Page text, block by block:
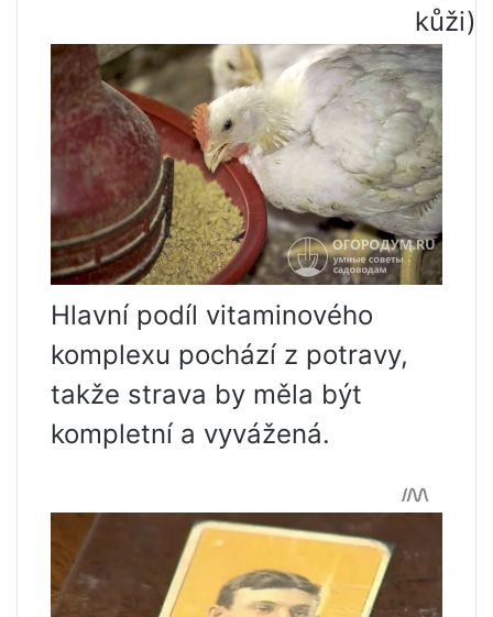
kůži)
Hlavní podíl vitaminového
komplexu pochází z potravy,
takže strava by měla být
kompletní a vyvážená.